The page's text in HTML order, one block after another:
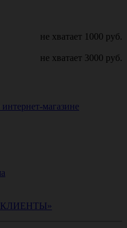
не хватает 1000 руб.
не хватает 3000 руб.
магазине
КЛИЕНТЫ»